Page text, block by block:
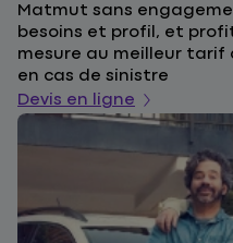
Matmut sans
besoins et profil, et
mesure au meilleur tarif
en cas de sinistre
Devis en ligne